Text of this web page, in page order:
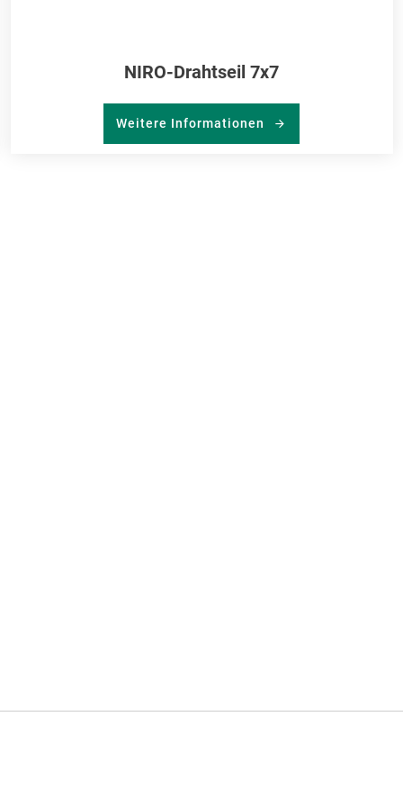
NIRO-Drahtseil 7x7
Weitere Informationen